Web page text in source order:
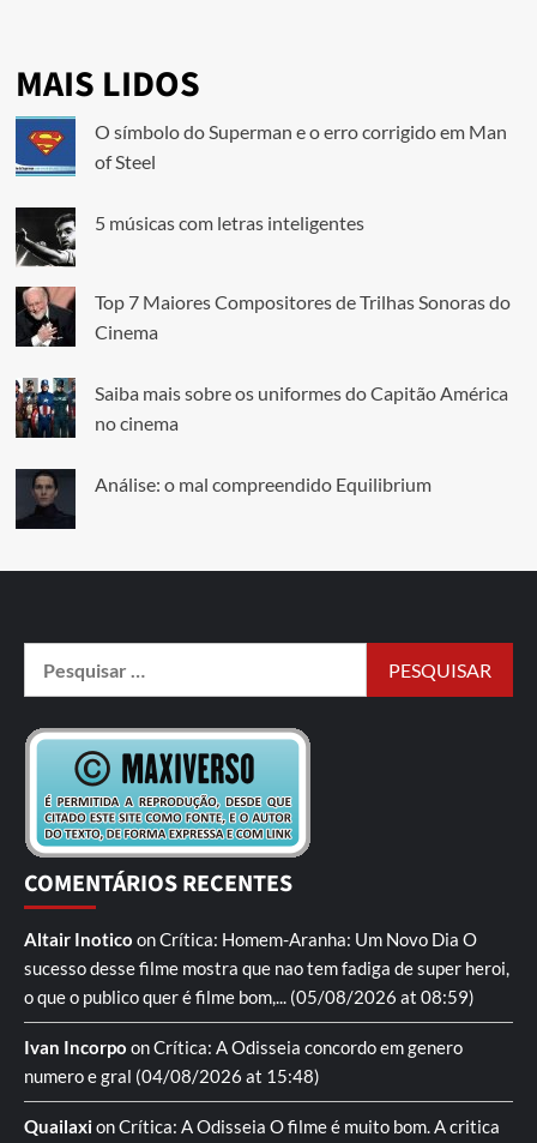
MAIS LIDOS
O símbolo do Superman e o erro corrigido em Man
of Steel
5 músicas com letras inteligentes
Top 7 Maiores Compositores de Trilhas Sonoras do
Cinema
Saiba mais sobre os uniformes do Capitão América
no cinema
Análise: o mal compreendido Equilibrium
COMENTÁRIOS RECENTES
Altair Inotico onCrítica: Homem-Aranha: Um Novo Dia O
sucesso desse filme mostra que nao tem fadiga de super heroi,
o que o publico quer é filme bom,... (05/08/2026 at 08:59)
Ivan Incorpo onCrítica: A Odisseia concordo em genero
numero e gral (04/08/2026 at 15:48)
QuailaxionCrítica: A Odisseia O filme é muito bom. A critica